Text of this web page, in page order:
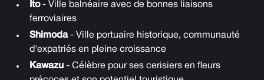
Ito- Ville balnéaire avec de bonnes liaisons
ferroviaires
Shimoda- Ville portuaire historique, communauté
d'expatriés en pleine croissance
Kawazu - Célèbre pour ses cerisiers en fleurs